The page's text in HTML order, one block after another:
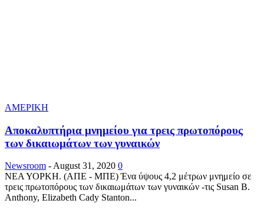
ΑΜΕΡΙΚΗ
Αποκαλυπτήρια μνημείου για τρεις πρωτοπόρους
των δικαιωμάτων των γυναικών
Newsroom - August 31, 2020 0
ΝΕΑ ΥΟΡΚΗ. (ΑΠΕ - ΜΠΕ) Ένα ύψους 4,2 μέτρων μνημείο σε
τρεις πρωτοπόρους των δικαιωμάτων των γυναικών -τις Susan B.
Anthony, Elizabeth Cady Stanton...